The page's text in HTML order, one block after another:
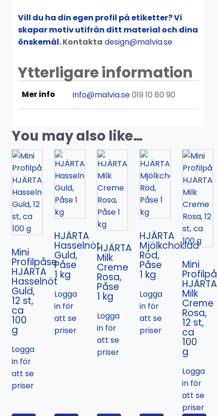
Vill du ha din egen profil på etiketter? Vi
skapar motiv utifrån ditt material och dina
önskemål.Kontakta design@malvia.se
Ytterligare information
Mer info info@malvia.se019 10 80 90
You may also like…
Mini
Profilpåse
HJÄRTA
Hasselnöt
Guld,
12 st,
ca
100
g
Logga
in för
att se
priser
HJÄRTA
Hasselnöt
Guld,
Påse
1 kg
Logga
in för
att se
priser
HJÄRTA
Milk
Creme
Rosa,
Påse
1 kg
Logga
in för
att se
priser
HJÄRTA
Mjölkchoklad
Röd,
Påse
1 kg
Logga
in för
att se
priser
Mini
HJÄRTA
Milk
Creme
Rosa,
12 st,
ca
100
g
Logga
in för
att se
priser